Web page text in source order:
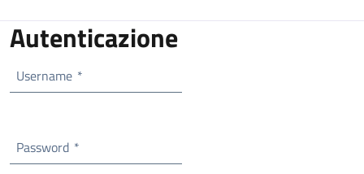
Autenticazione
Username *
Password *